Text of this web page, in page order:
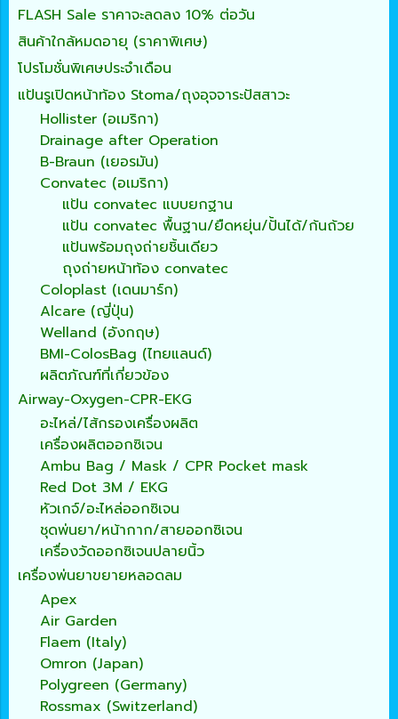
FLASH Sale ราคาจะลดลง 10% ต่อวัน
สินค้าใกล้หมดอายุ (ราคาพิเศษ)
โปรโมชั่นพิเศษประจำเดือน
แป้นรูเปิดหน้าท้อง Stoma/ถุงอุจจาระปัสสาวะ
Hollister (อเมริกา)
Drainage after Operation
B-Braun (เยอรมัน)
Convatec (อเมริกา)
แป้น convatec แบบยกฐาน
แป้น convatec พื้นฐาน/ยืดหยุ่น/ปั้นได้/ก้นถ้วย
แป้นพร้อมถุงถ่ายชิ้นเดียว
ถุงถ่ายหน้าท้อง convatec
Coloplast (เดนมาร์ก)
Alcare (ญี่ปุ่น)
Welland (อังกฤษ)
BMI-ColosBag (ไทยแลนด์)
ผลิตภัณฑ์ที่เกี่ยวข้อง
Airway-Oxygen-CPR-EKG
อะไหล่/ไส้กรองเครื่องผลิต
เครื่องผลิตออกซิเจน
Ambu Bag / Mask / CPR Pocket mask
Red Dot 3M / EKG
หัวเกจ์/อะไหล่ออกซิเจน
ชุดพ่นยา/หน้ากาก/สายออกซิเจน
เครื่องวัดออกซิเจนปลายนิ้ว
เครื่องพ่นยาขยายหลอดลม
Apex
Air Garden
Flaem (Italy)
Omron (Japan)
Polygreen (Germany)
Rossmax (Switzerland)